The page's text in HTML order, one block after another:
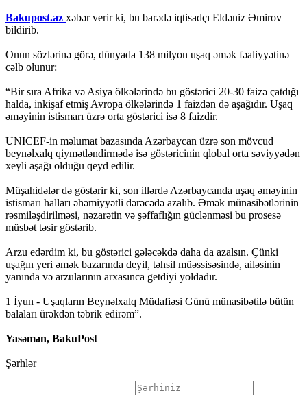
Bakupost.az xəbər verir ki, bu barədə iqtisadçı Eldəniz Əmirov
bildirib.
Onun sözlərinə görə, dünyada 138 milyon uşaq əmək fəaliyyətinə
cəlb olunur:
“Bir sıra Afrika və Asiya ölkələrində bu göstərici 20-30 faizə çatdığı
halda, inkişaf etmiş Avropa ölkələrində 1 faizdən də aşağıdır. Uşaq
əməyinin istismarı üzrə orta göstərici isə 8 faizdir.
UNICEF-in məlumat bazasında Azərbaycan üzrə son mövcud
beynəlxalq qiymətləndirmədə isə göstəricinin qlobal orta səviyyədən
xeyli aşağı olduğu qeyd edilir.
Müşahidələr də göstərir ki, son illərdə Azərbaycanda uşaq əməyinin
istismarı halları əhəmiyyətli dərəcədə azalıb. Əmək münasibətlərinin
rəsmiləşdirilməsi, nəzarətin və şəffaflığın güclənməsi bu prosesə
müsbət təsir göstərib.
Arzu edərdim ki, bu göstərici gələcəkdə daha da azalsın. Çünki
uşağın yeri əmək bazarında deyil, təhsil müəssisəsində, ailəsinin
yanında və arzularının arxasınca getdiyi yoldadır.
1 İyun - Uşaqların Beynəlxalq Müdafiəsi Günü münasibətilə bütün
balaları ürəkdən təbrik edirəm”.
Yasəmən, BakuPost
Şərhlər